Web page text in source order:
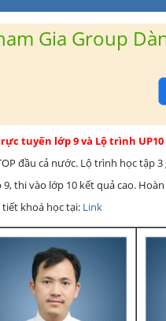
Gia Group
tuyến lớp 9 và Lộ trình
đầu cả nước. Lộ trình học tập
9, thi vào lớp 10 kết quả cao.
tiết khoá học tại: Link